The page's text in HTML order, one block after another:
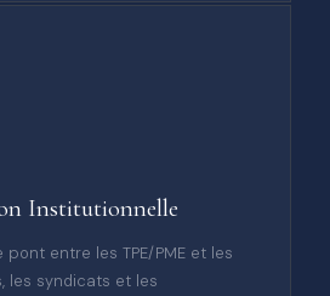
Institutionnelle
pont entre les TPE/PME et les
les syndicats et les